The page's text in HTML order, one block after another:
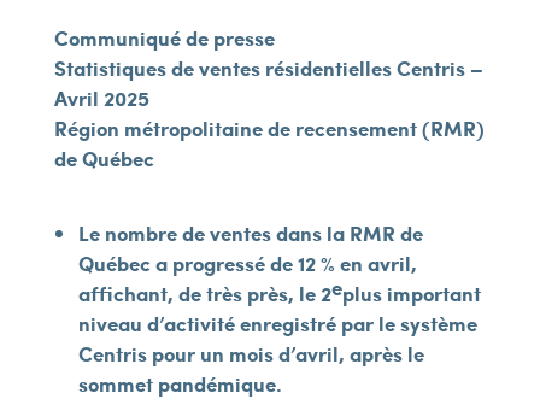
Communiqué de presse
Statistiques de ventes résidentielles Centris –
Avril 2025
Région métropolitaine de recensement (RMR)
de Québec
Le nombre de ventes dans la RMR de
Québec a progressé de 12 % en avril,
affichant, de très près, le 2eplus important
niveau d’activité enregistré par le système
Centris pour un mois d’avril, après le
sommet pandémique.